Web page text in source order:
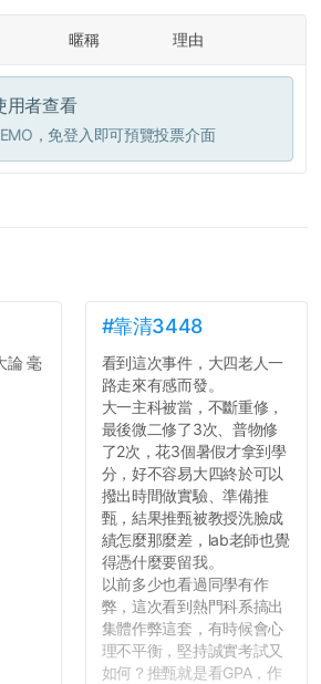
暱稱 理由
用者查看
，免登入即可預覽投票介面
論 毫
#靠清3448
看到這次事件，大四老人一
路走來有感而發。
大一主科被當，不斷重修，
最後微二修了3次、普物修
了2次，花3個暑假才拿到學
分，好不容易大四終於可以
撥出時間做實驗、準備推
甄，結果推甄被教授洗臉成
績怎麼那麼差，lab老師也覺
得憑什麼要留我。
以前多少也看過同學有作
弊，這次看到熱門科系搞出
集體作弊這套，有時候會心
理不平衡，堅持誠實考試又
如何？推甄就是看GPA，作